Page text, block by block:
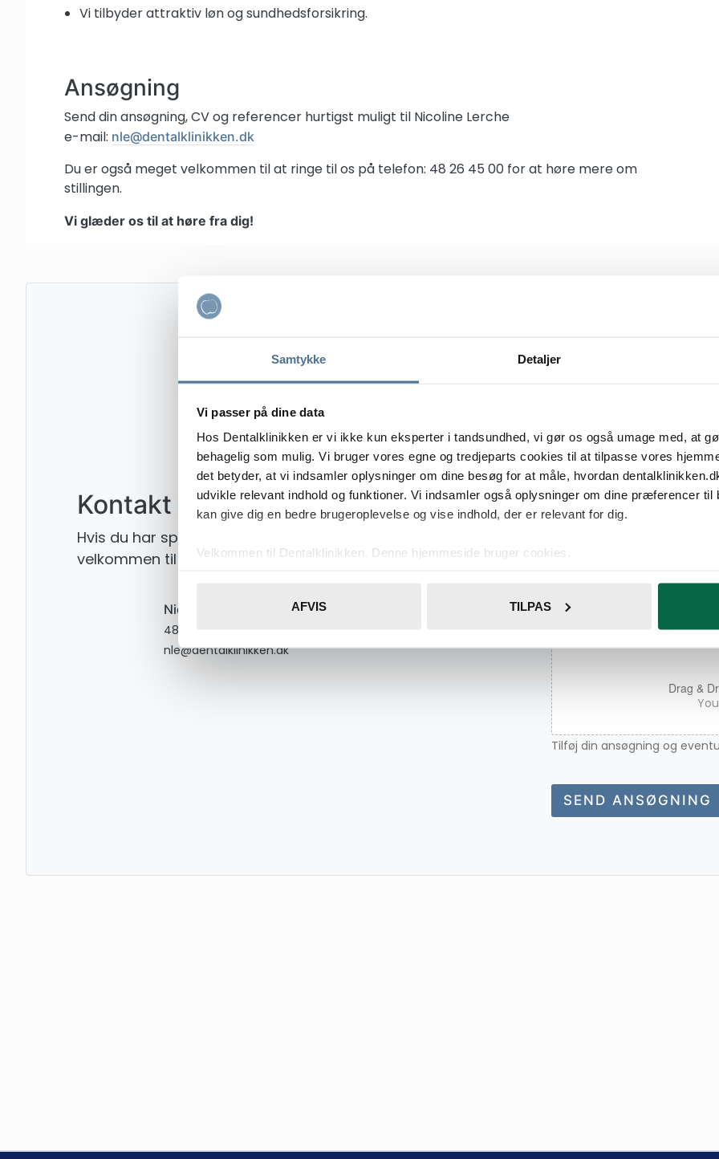
Samtykke Detaljer
Vi passer på dine data
Hos Dentalklinikken er vi ikke kun eksperter i tandsundhed, vi gør os også umage med, at
behagelig som mulig. Vi bruger vores egne og tredjeparts cookies til at tilpasse vores
det betyder, at vi indsamler oplysninger om dine besøg for at måle, hvordan
udvikle relevant indhold og funktioner. Vi indsamler også oplysninger om dine præferencer
kan give dig en bedre brugeroplevelse og vise indhold, der er relevant for dig.
Velkommen til Dentalklinikken. Denne hjemmeside bruger cookies.
annonceringspartnere og analysepartnere. Vores partnere kan kombinere disse data med
AFVIS TILPAS
Vi tilbyder attraktiv løn og sundhedsforsikring.
Ansøgning
Send din ansøgning, CV og referencer hurtigst muligt til Nicoline Lerche
e-mail: nle@dentalklinikken.dk
Du er også meget velkommen til at ringe til os på telefon: 48 26 45 00 for at høre mere om
stillingen.
Vi glæder os til at høre fra dig!
Kontakt os
Hvis du har spørgsmål vedrørende stillingen, er du
velkommen til at kontakte Nicoline.
Nicoline Lerche
48 26 45 00
nle@dentalklinikken.dk
Du kan sende din
Adresse
Upload ansøgning
Drag &
Tilføj din ansøgning og
SEND ANSØGNING